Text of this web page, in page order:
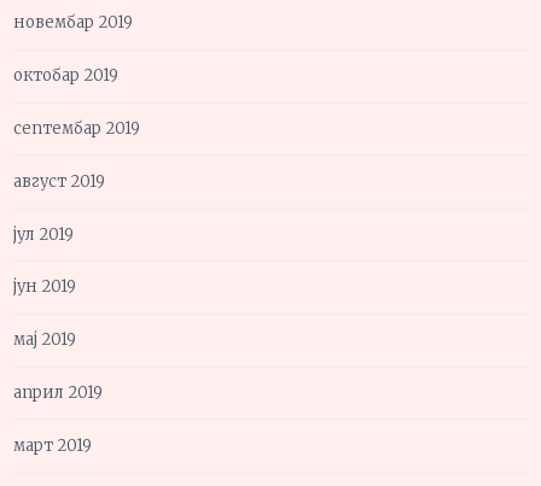
новембар 2019
октобар 2019
септембар 2019
август 2019
јул 2019
јун 2019
мај 2019
април 2019
март 2019